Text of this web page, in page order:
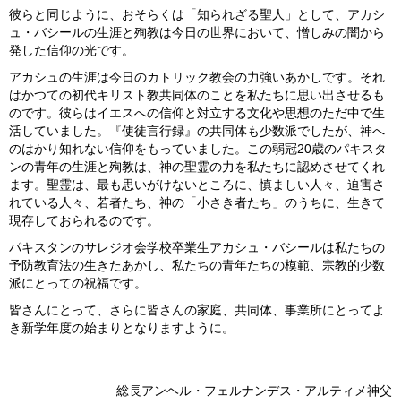
彼らと同じように、おそらくは「知られざる聖人」として、アカシ
ュ・バシールの生涯と殉教は今日の世界において、憎しみの闇から
発した信仰の光です。
アカシュの生涯は今日のカトリック教会の力強いあかしです。それ
はかつての初代キリスト教共同体のことを私たちに思い出させるも
のです。彼らはイエスへの信仰と対立する文化や思想のただ中で生
活していました。『使徒言行録』の共同体も少数派でしたが、神へ
のはかり知れない信仰をもっていました。この弱冠20歳のパキスタ
ンの青年の生涯と殉教は、神の聖霊の力を私たちに認めさせてくれ
ます。聖霊は、最も思いがけないところに、慎ましい人々、迫害さ
れている人々、若者たち、神の「小さき者たち」のうちに、生きて
現存しておられるのです。
パキスタンのサレジオ会学校卒業生アカシュ・バシールは私たちの
予防教育法の生きたあかし、私たちの青年たちの模範、宗教的少数
派にとっての祝福です。
皆さんにとって、さらに皆さんの家庭、共同体、事業所にとってよ
き新学年度の始まりとなりますように。
総長アンヘル・フェルナンデス・アルティメ神父